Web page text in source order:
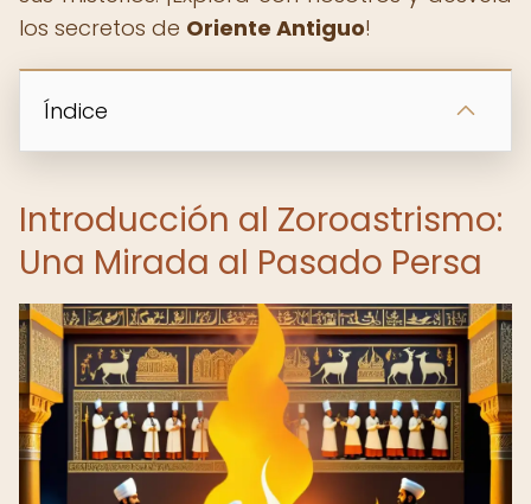
los secretos de Oriente Antiguo!
Índice
Introducción al Zoroastrismo:
Una Mirada al Pasado Persa